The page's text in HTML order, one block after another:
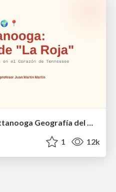
Geografía y Fútbol: Chattanooga Geografía del Búnker de La Roja.
1 12k